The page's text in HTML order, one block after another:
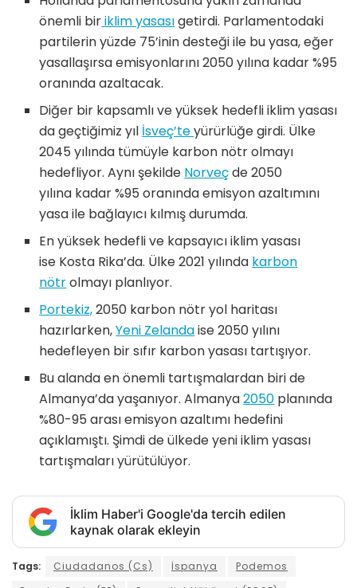
önemli biriklim yasasıgetirdi. Parlamentodaki
partilerin yüzde 75’inin desteği ile bu yasa, eğer
yasallaşırsa emisyonlarını 2050 yılına kadar %95
oranında azaltacak.
Diğer bir kapsamlı ve yüksek hedefli iklim yasası
da geçtiğimiz yıl İsveç’teyürürlüğe girdi. Ülke
2045 yılında tümüyle karbon nötr olmayı
hedefliyor. Aynı şekilde Norveçde 2050
yılına kadar %95 oranında emisyon azaltımını
yasa ile bağlayıcı kılmış durumda.
En yüksek hedefli ve kapsayıcı iklim yasası
ise Kosta Rika’da. Ülke 2021 yılında karbon
nötrolmayı planlıyor.
Portekiz,2050 karbon nötr yol haritası
hazırlarken,Yeni Zelandaise 2050 yılını
hedefleyen bir sıfır karbon yasası tartışıyor.
Bu alanda en önemli tartışmalardan biri de
Almanya’da yaşanıyor. Almanya2050 planında
%80-95 arası emisyon azaltımı hedefini
açıklamıştı. Şimdi de ülkede yeni iklim yasası
tartışmaları yürütülüyor.
İklim Haber'i Google'da tercih edilen
kaynak olarak ekleyin
Tags: Ciudadanos (Cs) İspanya
Podemos